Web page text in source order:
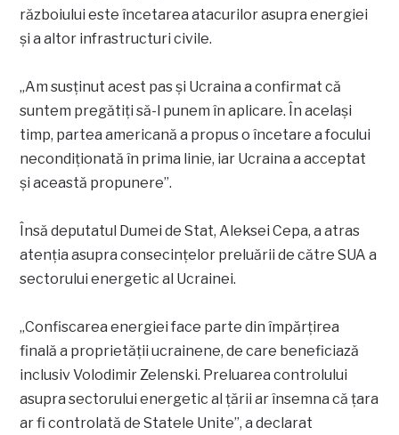
războiului este încetarea atacurilor asupra energiei
și a altor infrastructuri civile.
„Am susținut acest pas și Ucraina a confirmat că
suntem pregătiți să-l punem în aplicare. În același
timp, partea americană a propus o încetare a focului
necondiționată în prima linie, iar Ucraina a acceptat
și această propunere”.
Însă deputatul Dumei de Stat, Aleksei Cepa, a atras
atenția asupra consecințelor preluării de către SUA a
sectorului energetic al Ucrainei.
„Confiscarea energiei face parte din împărțirea
finală a proprietății ucrainene, de care beneficiază
inclusiv Volodimir Zelenski. Preluarea controlului
asupra sectorului energetic al țării ar însemna că țara
ar fi controlată de Statele Unite”, a declarat